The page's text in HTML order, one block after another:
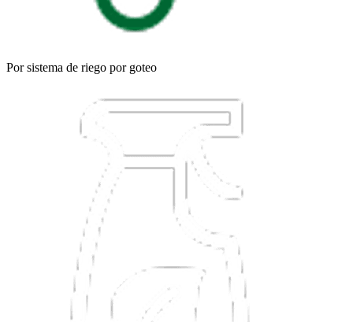
Por sistema de riego por goteo